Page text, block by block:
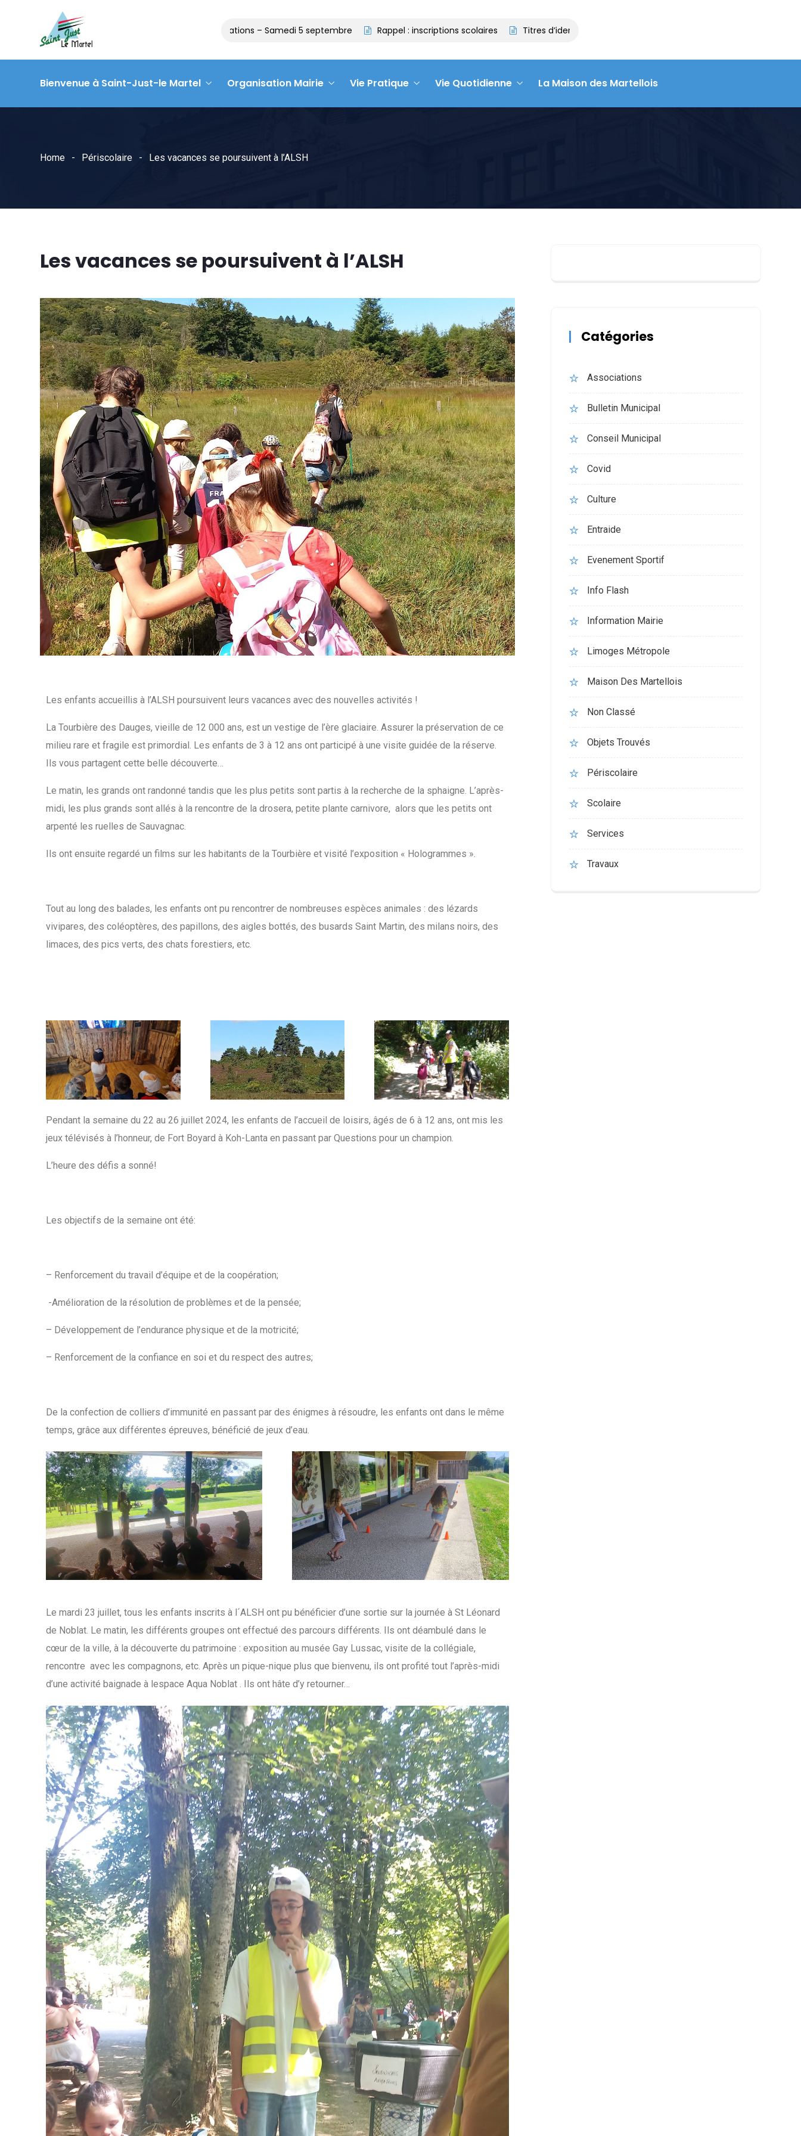
Matinée des associations – Samedi 5 septembre Rappel : inscriptions scolaires Titres d’identité et de voyage à la Maison des Martellois : contactez le 05
Bienvenue à Saint-Just-le Martel Organisation Mairie Vie Pratique Vie Quotidienne La Maison des Martellois
Home Périscolaire Les vacances se poursuivent à l’ALSH
Les vacances se poursuivent à l’ALSH
Les enfants accueillis à l’ALSH poursuivent leurs vacances avec des nouvelles activités !
La Tourbière des Dauges, vieille de 12 000 ans, est un vestige de l’ère glaciaire. Assurer la préservation de ce
milieu rare et fragile est primordial. Les enfants de 3 à 12 ans ont participé à une visite guidée de la réserve.
Ils vous partagent cette belle découverte…
Le matin, les grands ont randonné tandis que les plus petits sont partis à la recherche de la sphaigne. L’après-
midi, les plus grands sont allés à la rencontre de la drosera, petite plante carnivore, alors que les petits ont
arpenté les ruelles de Sauvagnac.
Ils ont ensuite regardé un films sur les habitants de la Tourbière et visité l’exposition « Hologrammes ».
Tout au long des balades, les enfants ont pu rencontrer de nombreuses espèces animales : des lézards
vivipares, des coléoptères, des papillons, des aigles bottés, des busards Saint Martin, des milans noirs, des
limaces, des pics verts, des chats forestiers, etc.
Pendant la semaine du 22 au 26 juillet 2024, les enfants de l’accueil de loisirs, âgés de 6 à 12 ans, ont mis les
jeux télévisés à l’honneur, de Fort Boyard à Koh-Lanta en passant par Questions pour un champion.
L’heure des défis a sonné!
Les objectifs de la semaine ont été:
– Renforcement du travail d’équipe et de la coopération;
-Amélioration de la résolution de problèmes et de la pensée;
– Développement de l’endurance physique et de la motricité;
– Renforcement de la confiance en soi et du respect des autres;
De la confection de colliers d’immunité en passant par des énigmes à résoudre, les enfants ont dans le même
temps, grâce aux différentes épreuves, bénéficié de jeux d’eau.
Le mardi 23 juillet, tous les enfants inscrits à l´ALSH ont pu bénéficier d’une sortie sur la journée à St Léonard
de Noblat. Le matin, les différents groupes ont effectué des parcours différents. Ils ont déambulé dans le
cœur de la ville, à la découverte du patrimoine : exposition au musée Gay Lussac, visite de la collégiale,
rencontre avec les compagnons, etc. Après un pique-nique plus que bienvenu, ils ont profité tout l’après-midi
d’une activité baignade à lespace Aqua Noblat . Ils ont hâte d’y retourner…
Catégories
Associations
Bulletin Municipal
Conseil Municipal
Covid
Culture
Entraide
Evenement Sportif
Info Flash
Information Mairie
Limoges Métropole
Maison Des Martellois
Non Classé
Objets Trouvés
Périscolaire
Scolaire
Services
Travaux